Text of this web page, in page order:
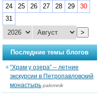
24
25 26 27 28 29
30
31
>
Последние темы блогов
“Храм у озера” – летние
экскурсии в Петропавловский
монастырь palomnik